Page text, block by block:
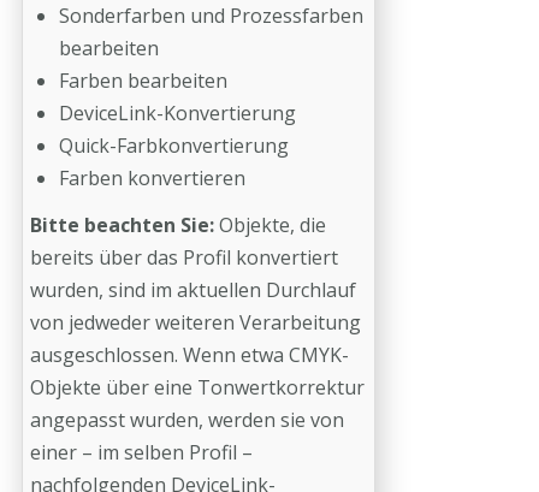
Sonderfarben und Prozessfarben
bearbeiten
Farben bearbeiten
DeviceLink-Konvertierung
Quick-Farbkonvertierung
Farben konvertieren
Bitte beachten Sie:Objekte, die
bereits über das Profil konvertiert
wurden, sind im aktuellen Durchlauf
von jedweder weiteren Verarbeitung
ausgeschlossen. Wenn etwa CMYK-
Objekte über eine Tonwertkorrektur
angepasst wurden, werden sie von
einer – im selben Profil –
nachfolgenden DeviceLink-